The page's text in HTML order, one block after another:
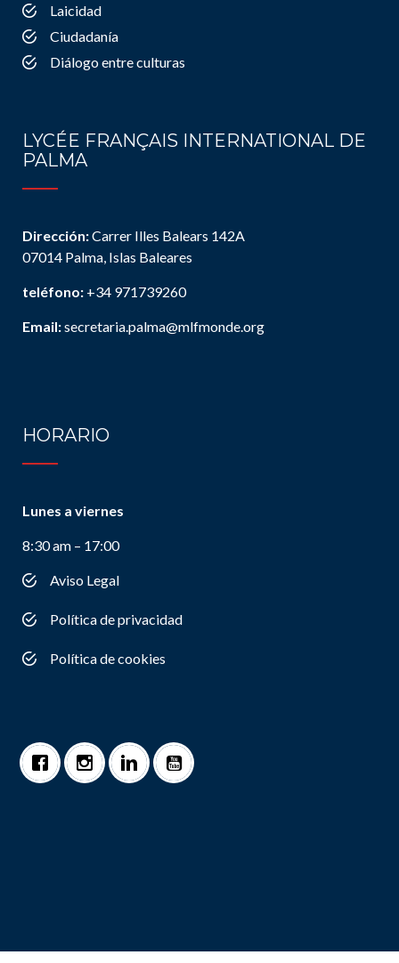
Laicidad
Ciudadanía
Diálogo entre culturas
LYCÉE FRANÇAIS INTERNATIONAL DE
PALMA
Dirección:Carrer Illes Balears 142A
07014 Palma, Islas Baleares
teléfono: +34 971739260
Email:secretaria.palma@mlfmonde.org
HORARIO
Lunes a viernes
8:30 am – 17:00
Aviso Legal
Política de privacidad
Política de cookies